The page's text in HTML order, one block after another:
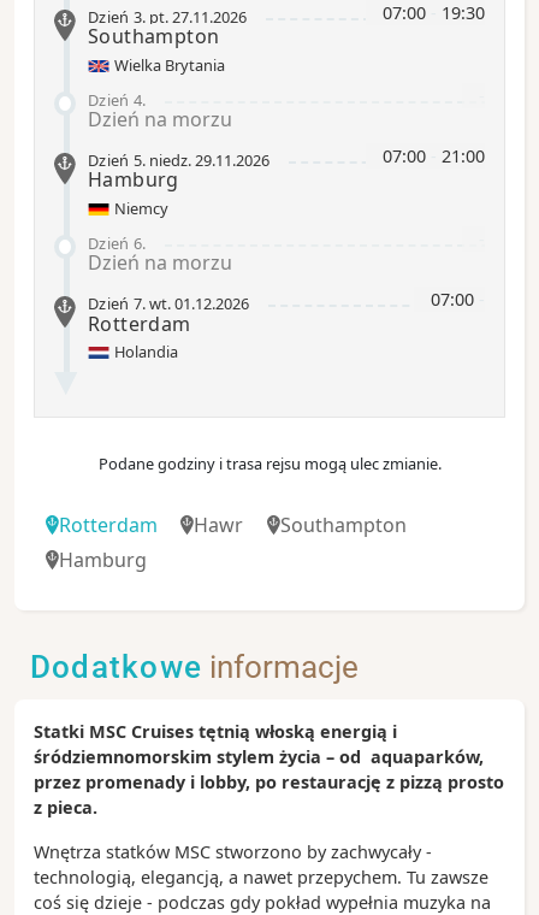
07:00 19:30
Dzień 3. pt.27.11.2026
Southampton
Wielka Brytania
Dzień 4.
Dzień na morzu
07:00 21:00
Dzień 5. niedz.29.11.2026
Hamburg
Niemcy
Dzień 6.
Dzień na morzu
07:00
Dzień 7.wt.01.12.2026
Rotterdam
Holandia
Podane godziny i trasa rejsu mogą ulec zmianie.
Rotterdam Hawr
Southampton
Hamburg
Dodatkowe informacje
Statki MSC Cruises tętnią włoską energią i
śródziemnomorskim stylem życia – od aquaparków,
przez promenady i lobby, po restaurację z pizzą prosto
z pieca.
Wnętrza statków MSC stworzono by zachwycały -
technologią, elegancją, a nawet przepychem. Tu zawsze
coś się dzieje - podczas gdy pokład wypełnia muzyka na